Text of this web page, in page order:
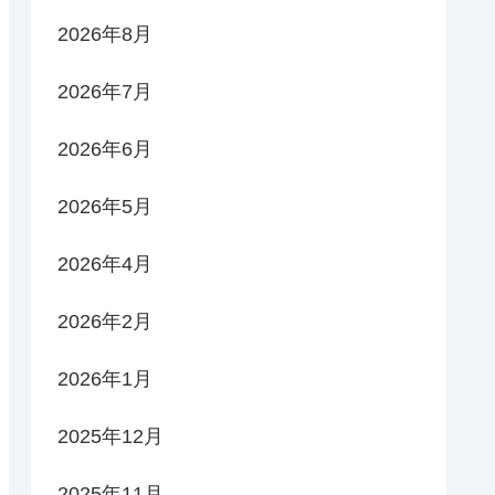
2026年8月
2026年7月
2026年6月
2026年5月
2026年4月
2026年2月
2026年1月
2025年12月